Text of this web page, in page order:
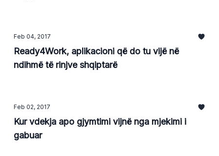
Feb 04, 2017
Ready4Work, aplikacioni që do tu vijë në
ndihmë të rinjve shqiptarë
Feb 02, 2017
Kur vdekja apo gjymtimi vijnë nga mjekimi i
gabuar